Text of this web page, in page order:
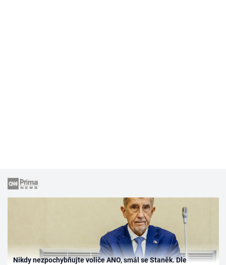
Nikdy nezpochybňujte voliče ANO, smál se Staněk. Dle